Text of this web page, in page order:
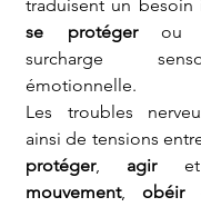
se protéger ou
surcharge
émotionnelle.
Les troubles
ainsi de tensions
protéger, agir
mouvement, obéir